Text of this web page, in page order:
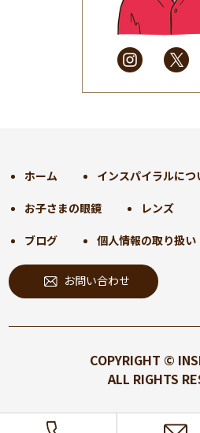
2025年4月
(32)
2025年3月(31)
2025年2月
(28)
2025年1月
(34)
2024年9月(30)
2024年7月(31)
2024年6月(30)
2024年5月
2024年4月 (32)
2024年2月(31)
2024年1月(45)
2023年12月(31)
(31)
ホーム インスパイラルにつ
お子さまの眼鏡 レンズ
ブログ 個人情報の取り扱い
お問い合わせ
COPYRIGHT ©
ALL RIGHTS